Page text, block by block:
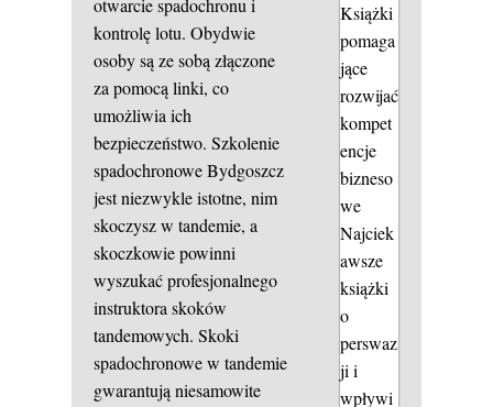
otwarcie spadochronu i
kontrolę lotu. Obydwie
osoby są ze sobą złączone
za pomocą linki, co
umożliwia ich
bezpieczeństwo. Szkolenie
spadochronowe Bydgoszcz
jest niezwykle istotne, nim
skoczysz w tandemie, a
skoczkowie powinni
wyszukać profesjonalnego
instruktora skoków
tandemowych. Skoki
spadochronowe w tandemie
gwarantują niesamowite
Książki
pomaga
jące
rozwijać
kompet
encje
bizneso
we
Najciek
awsze
książki
o
perswaz
ji i
wpływi